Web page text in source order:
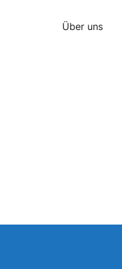
Über uns